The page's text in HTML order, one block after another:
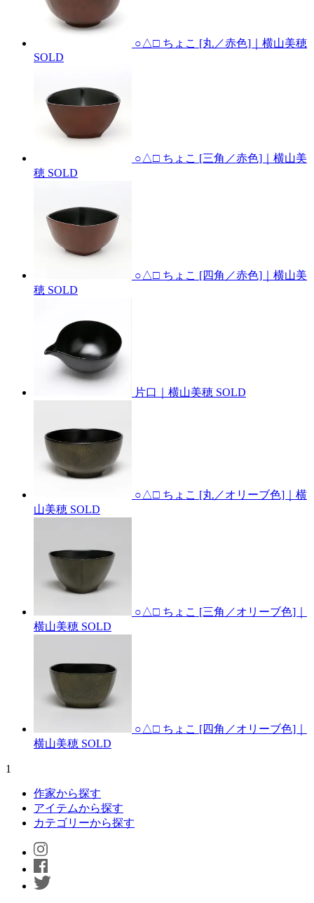
○△□ ちょこ [丸／赤色]｜横山美穂
SOLD
○△□ ちょこ [三角／赤色]｜横山美
穂 SOLD
○△□ ちょこ [四角／赤色]｜横山美
穂 SOLD
片口｜横山美穂 SOLD
○△□ ちょこ [丸／オリーブ色]｜横
山美穂 SOLD
○△□ ちょこ [三角／オリーブ色]｜
横山美穂 SOLD
○△□ ちょこ [四角／オリーブ色]｜
横山美穂 SOLD
1
作家から探す
アイテムから探す
カテゴリーから探す